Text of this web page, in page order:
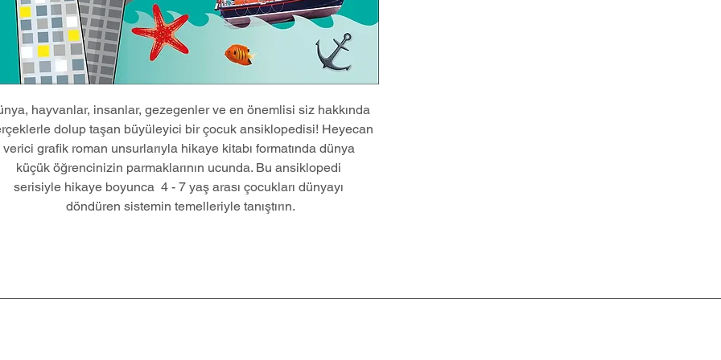
hayvanlar, insanlar, gezegenler ve en önemlisi siz hakkında
dolup taşan büyüleyici bir çocuk ansiklopedisi! Heyecan
verici grafik roman unsurlarıyla hikaye kitabı formatında dünya
küçük öğrencinizin parmaklarının ucunda. Bu ansiklopedi
serisiyle hikaye boyunca  4 - 7 yaş arası çocukları dünyayı